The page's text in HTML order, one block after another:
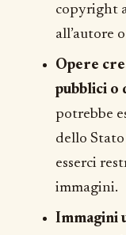
copyright
all’autore
Opere
pubblici o
potrebbe
dello
esserci
immagini.
Immagini